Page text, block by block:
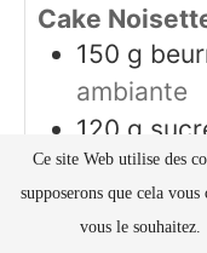
Cake
150 g
ambiante
120 g
mais
3 œufs
200 g
Ce site Web utilise des
supposerons que cela
vous le souhaitez.